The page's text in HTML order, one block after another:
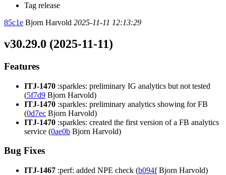
Tag release
85c1e Bjorn Harvold 2025-11-11 12:13:29
v30.29.0 (2025-11-11)
Features
ITJ-1470 :sparkles: preliminary IG analytics but not tested
(5f7d9 Bjorn Harvold)
ITJ-1470 :sparkles: preliminary analytics showing for FB
(0d7ec Bjorn Harvold)
ITJ-1470 :sparkles: created the first version of a FB analytics
service (0ae0b Bjorn Harvold)
Bug Fixes
ITJ-1467 :perf: added NPE check (b094fBjorn Harvold)